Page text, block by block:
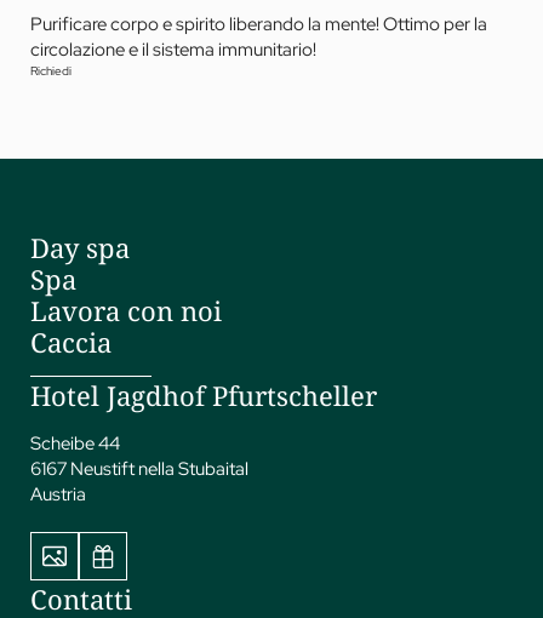
Purificare corpo e spirito liberando la mente! Ottimo per la
circolazione e il sistema immunitario!
Richiedi
Day spa
Spa
Lavora con noi
Caccia
Hotel Jagdhof Pfurtscheller
Scheibe 44
6167 Neustift nella Stubaital
Austria
Contatti